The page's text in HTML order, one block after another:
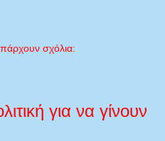
σχόλια:
για να γίνουν